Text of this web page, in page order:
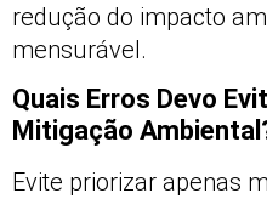
redução do impacto
mensurável.
Quais Erros Devo
Mitigação
Evite priorizar apenas